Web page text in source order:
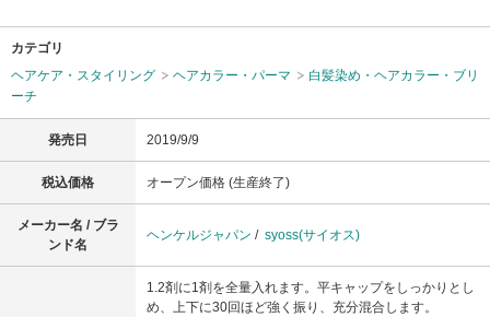
カテゴリ
ヘアケア・スタイリング
ヘアカラー・パーマ
白髪染め・ヘアカラー・ブリ
ーチ
発売日 2019/9/9
税込価格 オープン価格 (生産終了)
メーカー名 / ブラ
ンド名
ヘンケルジャパン / syoss(サイオス)
1.2剤に1剤を全量入れます。平キャップをしっかりとし
め、上下に30回ほど強く振り、充分混合します。